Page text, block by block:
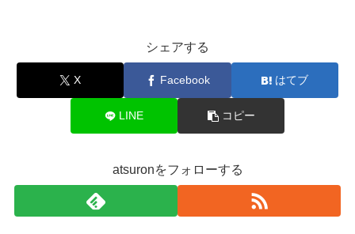
シェアする
X Facebook はてブ
LINE コピー
atsuronをフォローする